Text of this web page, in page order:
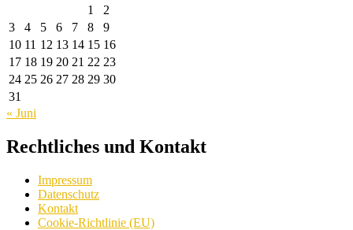
1
2
3
4 5 6 7 8
9
10 11 12 13 14 15 16
17 18 19 20 21 22 23
24 25 26 27 28 29 30
31
« Juni
Rechtliches und Kontakt
Impressum
Datenschutz
Kontakt
Cookie-Richtlinie (EU)